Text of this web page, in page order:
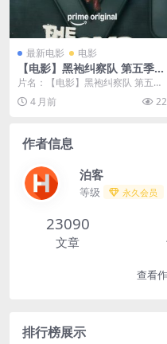
最新电影 电影
【电影】黑袍纠察队 第五季
网盘保存
片名：【电影】黑袍纠察队 第五季
网盘保存 分类：电影 详情介绍
《黑袍纠察队 ...
4 月前 22
作者信息
泊客
等级 永久会员
23090
文章
查看
排行榜展示